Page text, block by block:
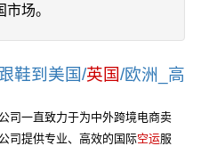
场。
鞋到美国/英国/欧洲_高
司一直致力于为中外跨境电商卖
司提供专业、高效的国际空运服